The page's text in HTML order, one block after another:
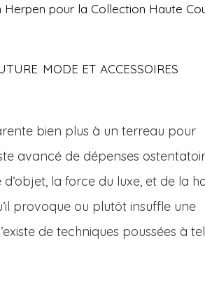
Herpen pour la Collection Haute
, MODE ET ACCESSOIRES
bien plus à un terreau pour
avancé de dépenses
d’objet, la force du luxe, et de la
provoque ou plutôt insuffle une
de techniques poussées à